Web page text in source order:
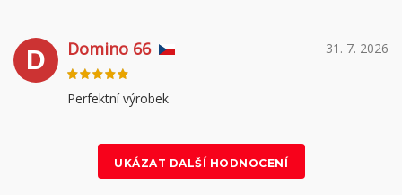
D 31. 7. 2026
Domino 66
Perfektní výrobek
UKÁZAT DALŠÍ HODNOCENÍ